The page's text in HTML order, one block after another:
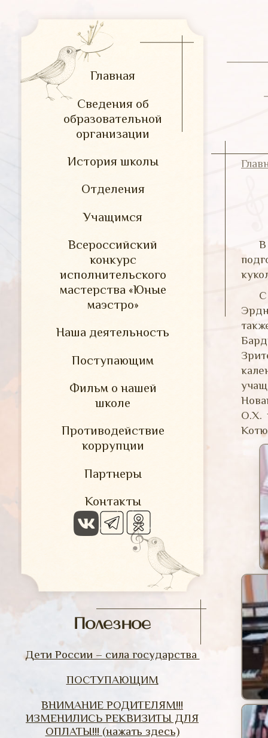
Главная
Сведения об
образовательной
организации
История школы
Отделения
Учащимся
Всероссийский
конкурс
исполнительского
мастерства «Юные
маэстро»
Наша деятельность
Поступающим
Фильм о нашей
школе
Противодействие
коррупции
Партнеры
Контакты
Полезное
Дети России – сила государства
ПОСТУПАЮЩИМ
ВНИМАНИЕ РОДИТЕЛЯМ!!!
ИЗМЕНИЛИСЬ РЕКВИЗИТЫ ДЛЯ
ОПЛАТЫ!!! (нажать здесь)
В
О.Х.